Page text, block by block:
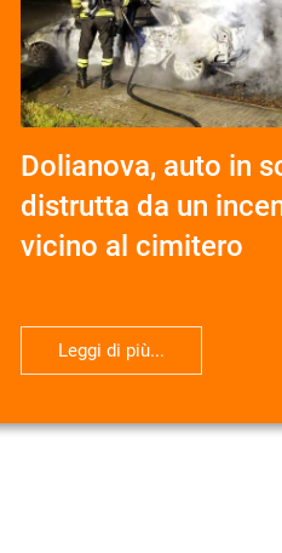
Dolianova, auto in
distrutta da un
vicino al cimitero
Leggi di più...